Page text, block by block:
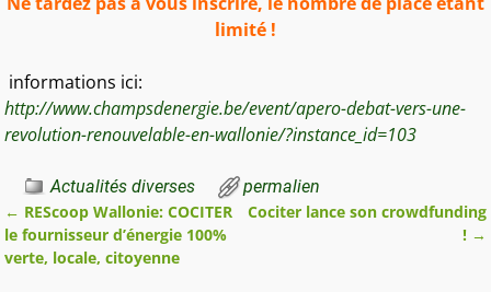
limité !
informations ici:
http://www.champsdenergie.be/event/apero-debat-vers-une-
revolution-renouvelable-en-wallonie/?instance_id=103
Actualités diverses permalien
Navigation des articles
← REScoop Wallonie: COCITER
le fournisseur d’énergie 100%
verte, locale, citoyenne
Cociter lance son crowdfunding
! →